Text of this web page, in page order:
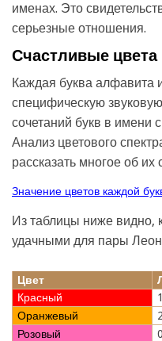
именах. Это
серьезные отношения.
Счастливые
Каждая буква алфавита
специфическую
сочетаний букв в имени
Анализ цветового
рассказать многое об их
Значение цветов каждой
Из таблицы ниже видно,
удачными для пары
Цвет
Красный
1
Оранжевый
2
Розовый
0